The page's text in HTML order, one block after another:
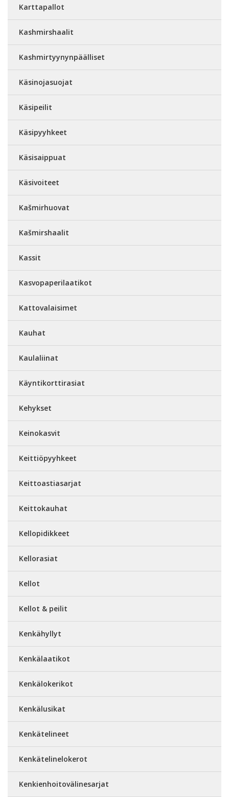
Karttapallot
Kashmirshaalit
Kashmirtyynynpäälliset
Käsinojasuojat
Käsipeilit
Käsipyyhkeet
Käsisaippuat
Käsivoiteet
Kašmirhuovat
Kašmirshaalit
Kassit
Kasvopaperilaatikot
Kattovalaisimet
Kauhat
Kaulaliinat
Käyntikorttirasiat
Kehykset
Keinokasvit
Keittiöpyyhkeet
Keittoastiasarjat
Keittokauhat
Kellopidikkeet
Kellorasiat
Kellot
Kellot & peilit
Kenkähyllyt
Kenkälaatikot
Kenkälokerikot
Kenkälusikat
Kenkätelineet
Kenkätelinelokerot
Kenkienhoitovälinesarjat